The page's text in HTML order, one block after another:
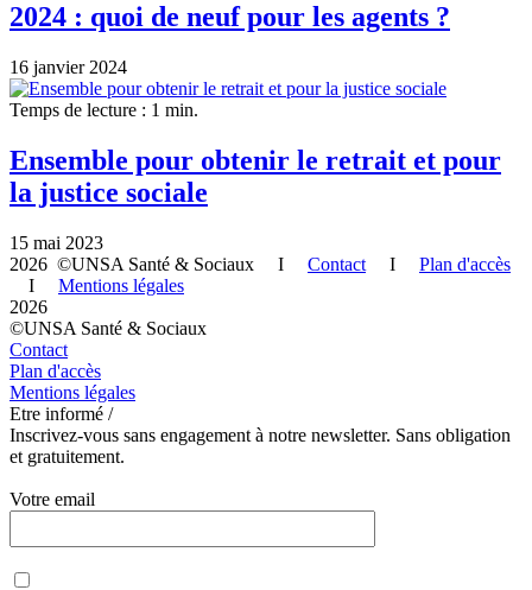
2024 : quoi de neuf pour les agents ?
16 janvier 2024
Temps de lecture : 1 min.
Ensemble pour obtenir le retrait et pour
la justice sociale
15 mai 2023
2026 ©UNSA Santé & Sociaux I Contact I Plan d'accès
I Mentions légales
2026
©UNSA Santé & Sociaux
Contact
Plan d'accès
Mentions légales
Etre informé /
Inscrivez-vous sans engagement à notre newsletter. Sans obligation
et gratuitement.
Votre email